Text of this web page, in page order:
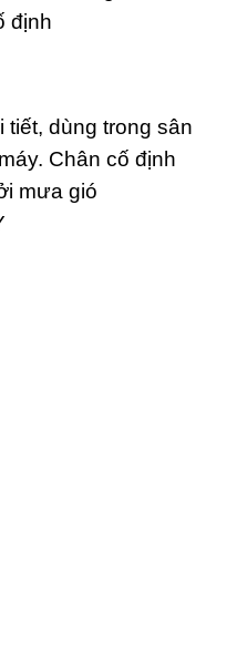
định
dùng trong sân
Chân cố định
mưa gió